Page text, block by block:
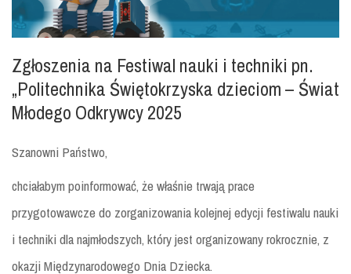
Zgłoszenia na Festiwal nauki i techniki pn.
„Politechnika Świętokrzyska dzieciom – Świat
Młodego Odkrywcy 2025
Szanowni Państwo,
chciałabym poinformować, że właśnie trwają prace
przygotowawcze do zorganizowania kolejnej edycji festiwalu nauki
i techniki dla najmłodszych, który jest organizowany rokrocznie, z
okazji Międzynarodowego Dnia Dziecka.